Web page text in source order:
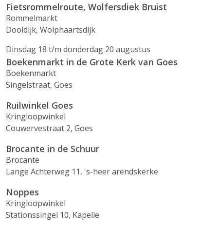
Fietsrommelroute, Wolfersdiek Bruist
Rommelmarkt
Dooldijk, Wolphaartsdijk
Dinsdag 18 t/m donderdag 20 augustus
Boekenmarkt in de Grote Kerk van Goes
Boekenmarkt
Singelstraat, Goes
Ruilwinkel Goes
Kringloopwinkel
Couwervestraat 2, Goes
Brocante in de Schuur
Brocante
Lange Achterweg 11, 's-heer arendskerke
Noppes
Kringloopwinkel
Stationssingel 10, Kapelle